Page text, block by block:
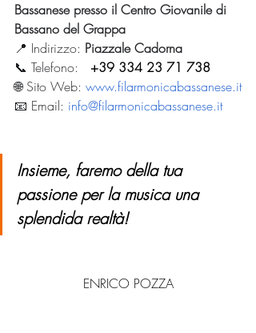
Bassanese presso il Centro Giovanile di
Bassano del Grappa
📍 Indirizzo: Piazzale Cadorna
📞 Telefono:
+39 334 23 71 738
🌐 Sito Web: www.filarmonicabassanese.it
📧 Email: info@filarmonicabassanese.it
Insieme, faremo della tua
passione per la musica una
splendida realtà!
ENRICO POZZA